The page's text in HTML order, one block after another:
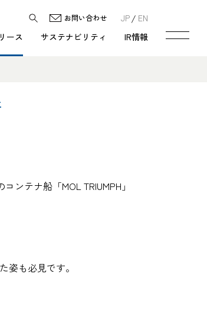
ース サステナビリティ IR情報
お問い合わせ JP EN
テナ船「MOL TRIUMPH」
姿も必見です。